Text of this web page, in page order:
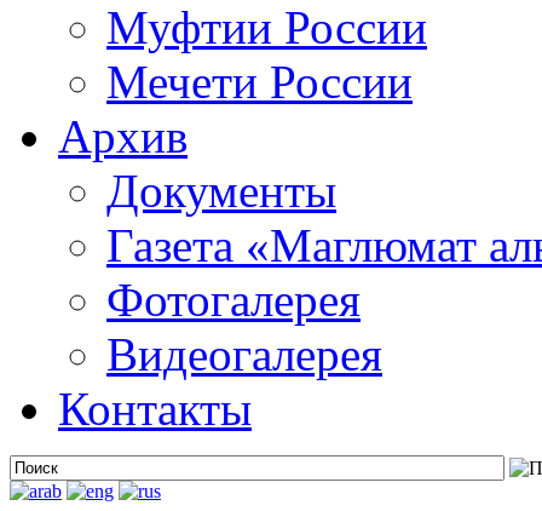
Муфтии России
Мечети России
Архив
Документы
Газета «Маглюмат
Фотогалерея
Видеогалерея
Контакты